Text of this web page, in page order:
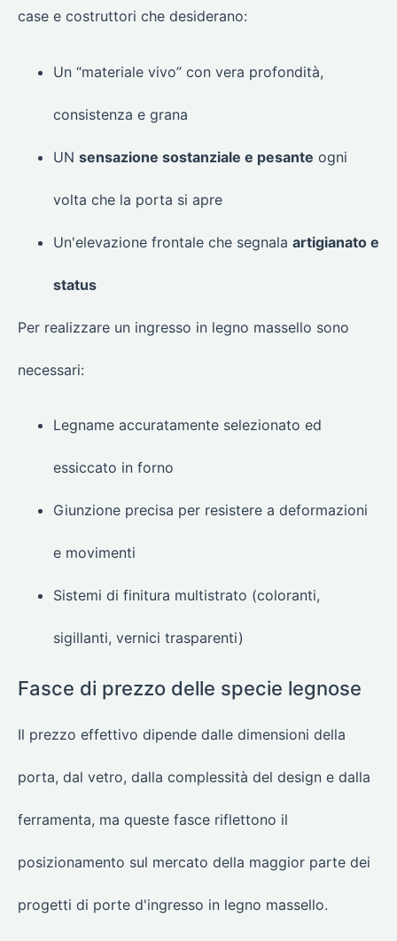
case e costruttori che desiderano:
Un “materiale vivo” con vera profondità,
consistenza e grana
UN sensazione sostanziale e pesante ogni
volta che la porta si apre
Un'elevazione frontale che segnala artigianato e
status
Per realizzare un ingresso in legno massello sono
necessari:
Legname accuratamente selezionato ed
essiccato in forno
Giunzione precisa per resistere a deformazioni
e movimenti
Sistemi di finitura multistrato (coloranti,
sigillanti, vernici trasparenti)
Fasce di prezzo delle specie legnose
Il prezzo effettivo dipende dalle dimensioni della
porta, dal vetro, dalla complessità del design e dalla
ferramenta, ma queste fasce riflettono il
posizionamento sul mercato della maggior parte dei
progetti di porte d'ingresso in legno massello.